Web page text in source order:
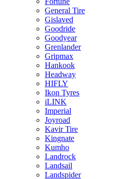
General Tire
Gislaved
Goodride
Goodyear
Grenlander
Gripmax
Hankook
Headway
HIFLY
Ikon Tyres
iLINK
Imperial
Joyroad
Kavir Tire
Kingnate
Kumho
Landrock
Landsail
Landspider